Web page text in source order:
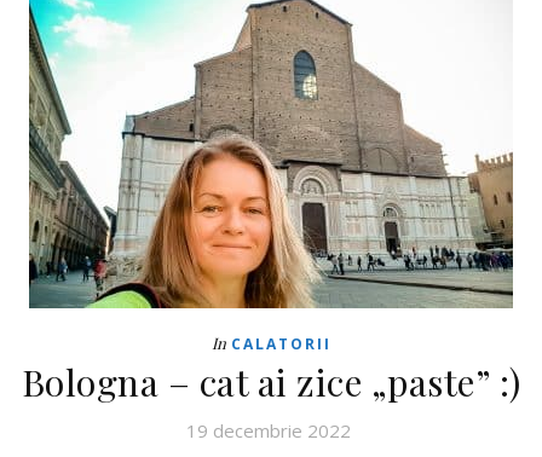
In CALATORII
Bologna – cat ai zice „paste” :)
19 decembrie 2022